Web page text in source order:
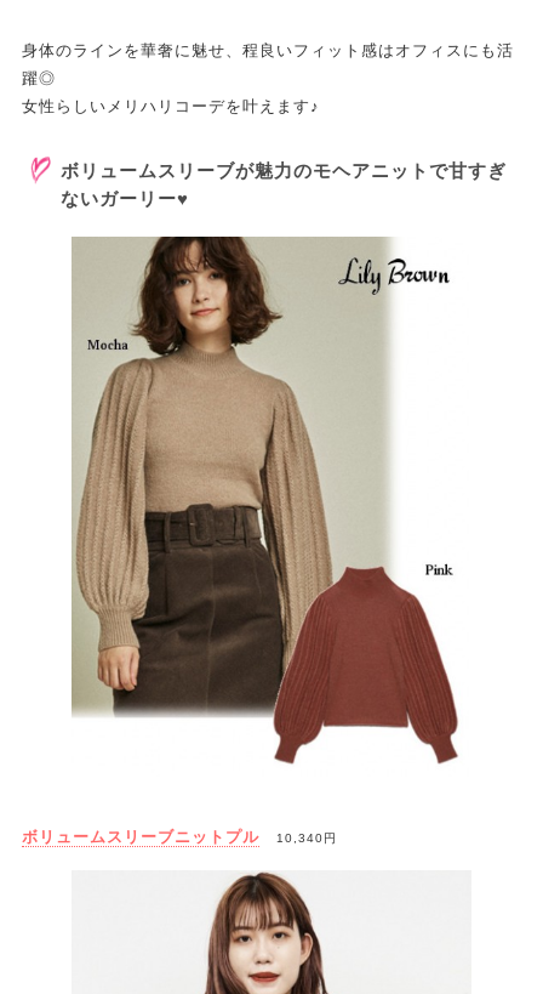
身体のラインを華奢に魅せ、程良いフィット感はオフィスにも活
躍◎
女性らしいメリハリコーデを叶えます♪
ボリュームスリーブが魅力のモヘアニットで甘すぎ
ないガーリー♥
ボリュームスリーブニットプル 10,340円